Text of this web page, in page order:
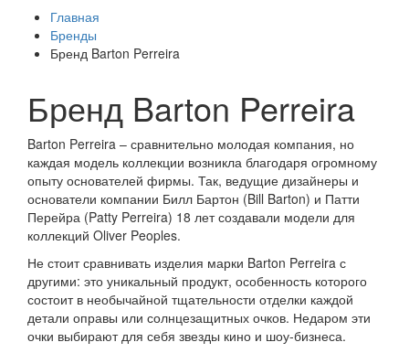
Главная
Бренды
Бренд Barton Perreira
Бренд Barton Perreira
Barton Perreira – сравнительно молодая компания, но
каждая модель коллекции возникла благодаря огромному
опыту основателей фирмы. Так, ведущие дизайнеры и
основатели компании Билл Бартон (Bill Barton) и Патти
Перейра (Patty Perreira) 18 лет создавали модели для
коллекций Oliver Peoples.
Не стоит сравнивать изделия марки Barton Perreira с
другими: это уникальный продукт, особенность которого
состоит в необычайной тщательности отделки каждой
детали оправы или солнцезащитных очков. Недаром эти
очки выбирают для себя звезды кино и шоу-бизнеса.